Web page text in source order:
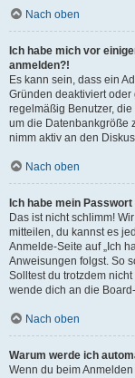
Nach oben
Ich habe mich vor
anmelden?!
Es kann sein, dass ein
Gründen deaktiviert
regelmäßig Benutzer,
um die Datenbankgröße
nimm aktiv an den
Nach oben
Ich habe mein
Das ist nicht schlimm!
mitteilen, du kannst es
Anmelde-Seite auf „Ich
Anweisungen folgst. So
Solltest du trotzdem
wende dich an die
Nach oben
Warum werde ich
Wenn du beim